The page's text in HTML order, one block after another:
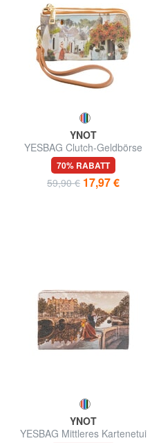
YNOT
YESBAG Clutch-Geldbörse
mit Handgelenktasche
70% RABATT
59,90 € 17,97 €
YNOT
YESBAG Mittleres Kartenetui